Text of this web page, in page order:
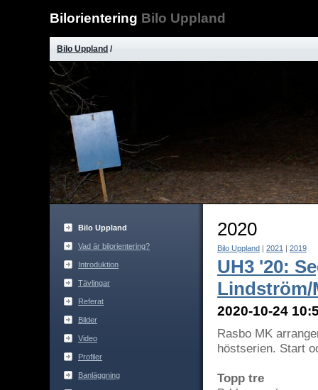
Bilorientering Bilo Uppland
Bilo Uppland /
Bilo Uppland
Vad är bilorientering?
Introduktion
Tävlingar
Referat
Bilder
Video
Profiler
Banläggning
2020
Bilo Uppland | 2021 | 2019
UH3 '20:
2020-10-24
Rasbo MK
höstserien. Start
Topp tre